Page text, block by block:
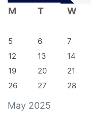
May 2025
M T W
5
6 7
12
13 14
19
20 21
26
27 28